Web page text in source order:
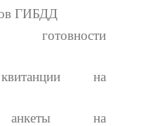
ГИБДД
на
анкеты на